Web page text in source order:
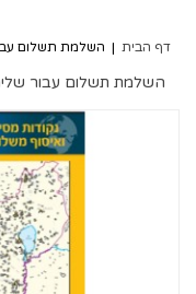
דף הבית | השלמת תשלום
השלמת תשלום עבור